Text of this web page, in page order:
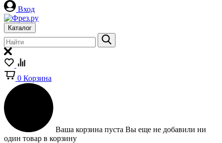
Вход
Каталог
0 Корзина
Ваша корзина пуста Вы еще не добавили ни
один товар в корзину